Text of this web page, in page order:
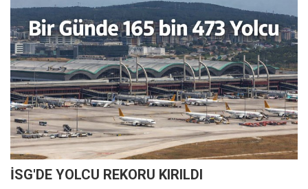
İSG'DE YOLCU REKORU KIRILDI